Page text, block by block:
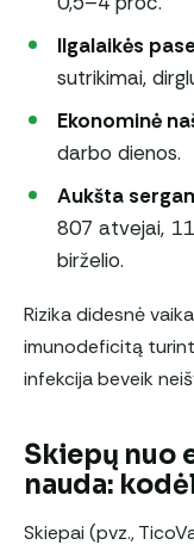
Ilgalaikės
sutrikimai,
Ekonominė
darbo dienos.
Aukšta
807 atvejai,
birželio.
Rizika didesnė
imunodeficitą
infekcija beveik
Skiepų nuo
nauda:
Skiepai (pvz.,